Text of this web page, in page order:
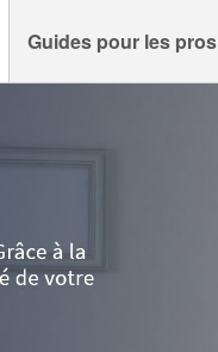
Guides pour les pros